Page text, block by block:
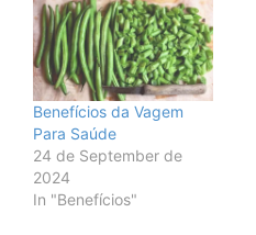
Benefícios da Vagem
Para Saúde
24 de September de
2024
In "Benefícios"